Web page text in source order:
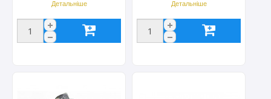
Детальніше Детальніше